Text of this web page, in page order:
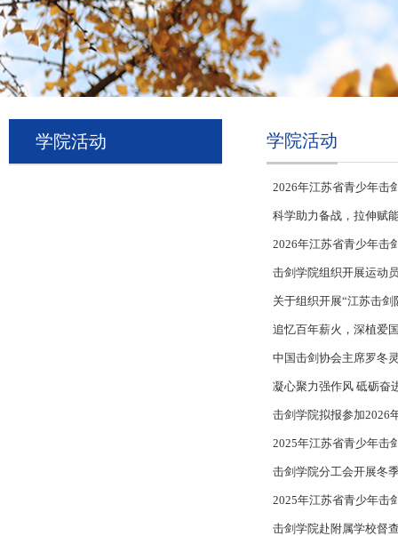
学院活动 学院活动
2026年江苏省青少年击
科学助力备战，拉伸赋
2026年江苏省青少年击
击剑学院组织开展运动
关于组织开展“江苏击
追忆百年薪火，深植爱
中国击剑协会主席罗冬
凝心聚力强作风 砥砺
击剑学院拟报参加2026
2025年江苏省青少年击
击剑学院分工会开展冬
2025年江苏省青少年击
击剑学院赴附属学校督